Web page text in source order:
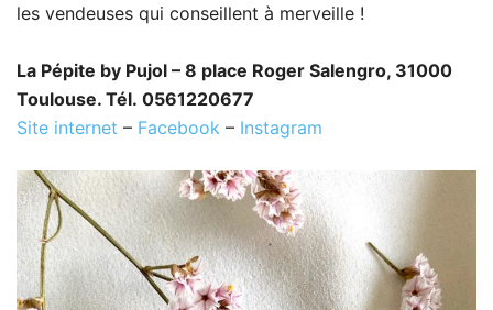
les vendeuses qui conseillent à merveille !
La Pépite by Pujol – 8 place Roger Salengro, 31000
Toulouse. Tél. 0561220677
Site internet – Facebook – Instagram